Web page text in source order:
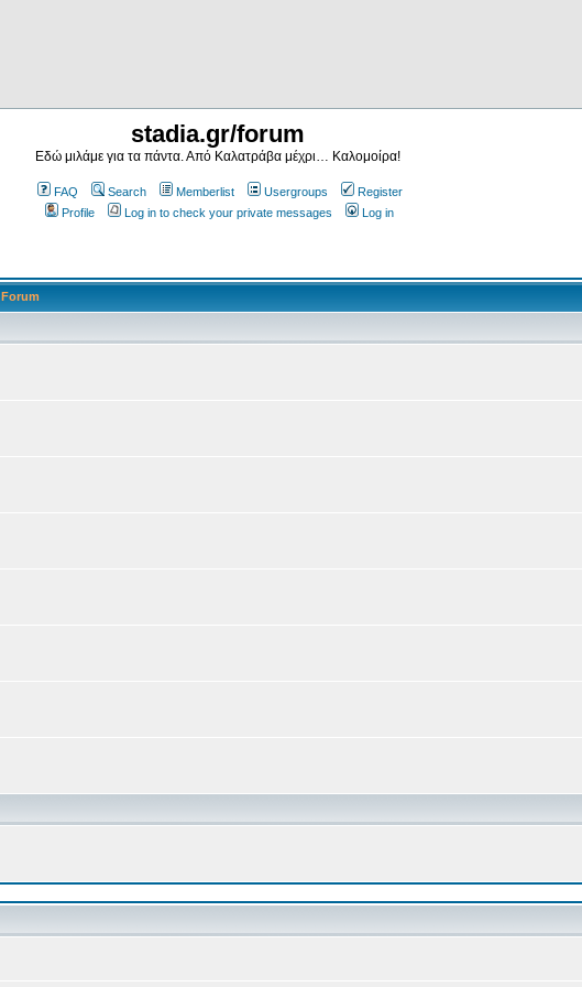
stadia.gr/forum
Εδώ μιλάμε για τα πάντα. Από Καλατράβα μέχρι… Καλομοίρα!
FAQ Search Memberlist Usergroups
Register
Profile
Log in to check your private messages Log in
Forum